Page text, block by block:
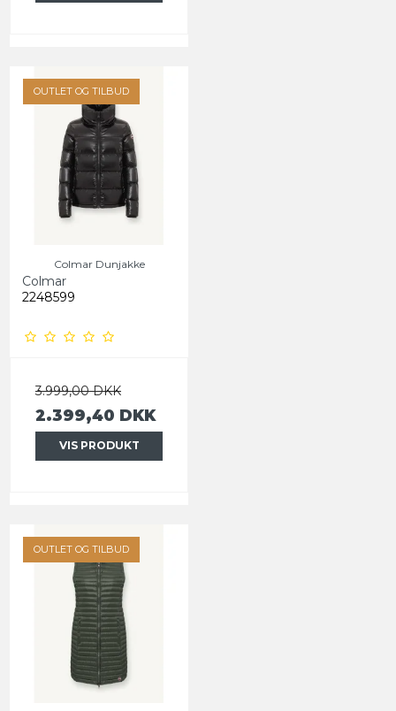
OUTLET OG TILBUD
Colmar Dunjakke
Colmar
2248599
3.999,00 DKK
2.399,40 DKK
VIS PRODUKT
OUTLET OG TILBUD